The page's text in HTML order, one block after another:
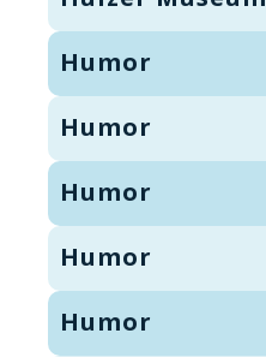
Humor
Humor
Humor
Humor
Humor